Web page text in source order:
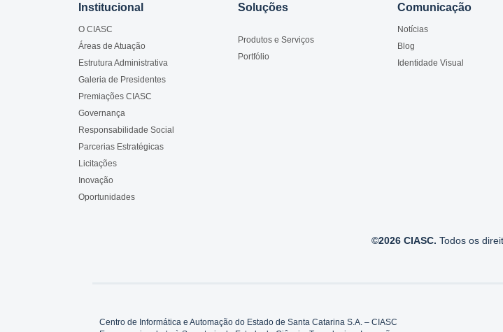
Institucional
O CIASC
Áreas de Atuação
Estrutura Administrativa
Galeria de Presidentes
Premiações CIASC
Governança
Responsabilidade Social
Parcerias Estratégicas
Licitações
Inovação
Oportunidades
Soluções
Produtos e Serviços
Portfólio
Comunicação
Notícias
Blog
Identidade Visual
©2026 CIASC. Todos os
Centro de Informática e Automação do Estado de Santa Catarina S.A. – CIASC